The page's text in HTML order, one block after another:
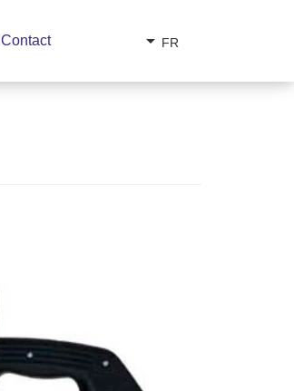
Contact arrow_drop_down FR